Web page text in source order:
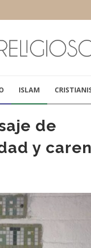
ISLAM
de
y